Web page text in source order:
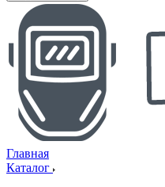
Главная
Каталог